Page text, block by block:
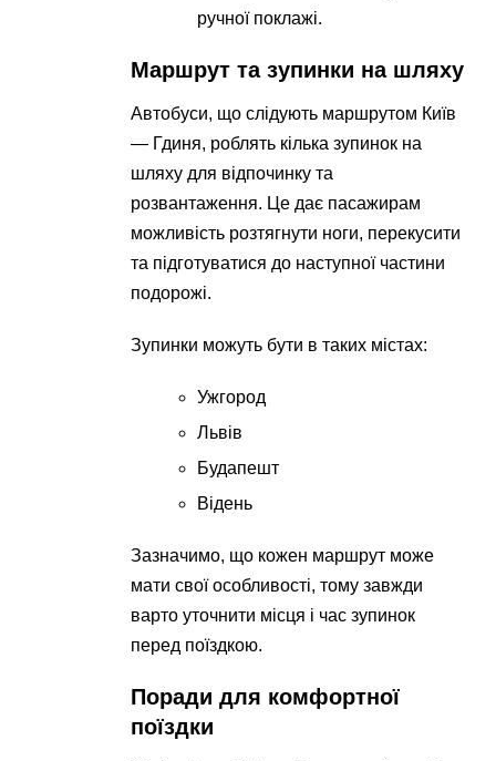
ручної поклажі.
Маршрут та зупинки на шляху
Автобуси, що слідують маршрутом Київ
— Гдиня, роблять кілька зупинок на
шляху для відпочинку та
розвантаження. Це дає пасажирам
можливість розтягнути ноги, перекусити
та підготуватися до наступної частини
подорожі.
Зупинки можуть бути в таких містах:
Ужгород
Львів
Будапешт
Відень
Зазначимо, що кожен маршрут може
мати свої особливості, тому завжди
варто уточнити місця і час зупинок
перед поїздкою.
Поради для комфортної
поїздки